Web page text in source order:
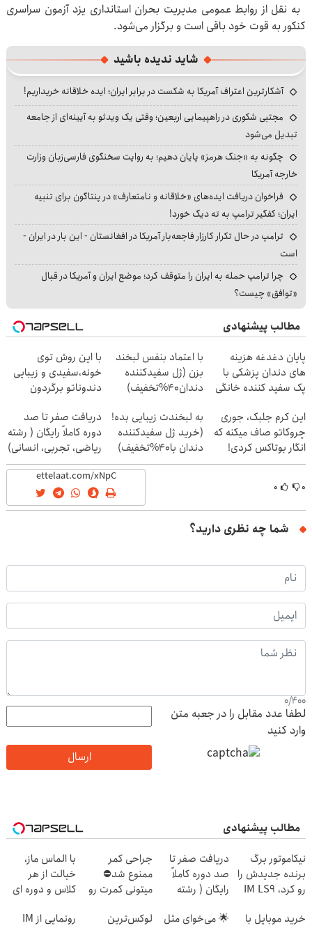
به نقل از روابط عمومی مدیریت بحران استانداری یزد آزمون سراسری
کنکور به قوت خود باقی است و برگزار می‌شود.
شاید ندیده باشید
آشکارترین اعتراف آمریکا به شکست در برابر ایران؛ ایده خلاقانه خریداریم!
مجتبی شکوری در راهپیمایی اربعین؛ وقتی یک ویدئو به آیینه‌ای از جامعه
تبدیل می‌شود
چگونه به «جنگ هرمز» پایان دهیم؛ به روایت سخنگوی فارسی‌زبان وزارت
خارجه آمریکا
فراخوان دریافت ایده‌های «خلاقانه و نامتعارف» در پنتاگون برای تنبیه
ایران؛ کفگیر ترامپ به ته دیگ خورد!
ترامپ در حال تکرار کارزار فاجعه‌بار آمریکا در افغانستان - این بار در ایران -
است
چرا ترامپ حمله به ایران را متوقف کرد؛ موضع ایران و آمریکا در قبال
«توافق» چیست؟
مطالب پیشنهادی
پایان دغدغه هزینه
های دندان پزشکی با
پک سفید کننده خانگی
با اعتماد بنفس لبخند
بزن (ژل سفیدکننده
دندان40%تخفیف)
با این روش توی
خونه،سفیدی و زیبایی
دندوناتو برگردون
این کرم جلبک، جوری
چروکاتو صاف میکنه که
انگار بوتاکس کردی!
(تخفیف ویژه)
به لبخندت زیبایی بده!
(خرید ژل سفیدکننده
دندان با40%تخفیف)
دریافت صفر تا صد
دوره کاملاً رایگان ( رشته
ریاضی، تجربی، انسانی)
۰ ۰
شما چه نظری دارید؟
0/400
لطفا عدد مقابل را در جعبه متن
وارد کنید
ارسال
مطالب پیشنهادی
نیکاموتور برگ
برنده جدیدش را
رو کرد، IM LS9
ایران شد
دریافت صفر تا
صد دوره کاملاً
رایگان ( رشته
انسانی)
جراحی کمر
ممنوع شد⛔
میتونی کمرت رو
کنی! 👈🏻
با الماس ماز،
خیالت از هر
کلاس و دوره ای
خرید موبایل با
🌟 می‌خوای مثل
لوکس‌ترین
رونمایی از IM